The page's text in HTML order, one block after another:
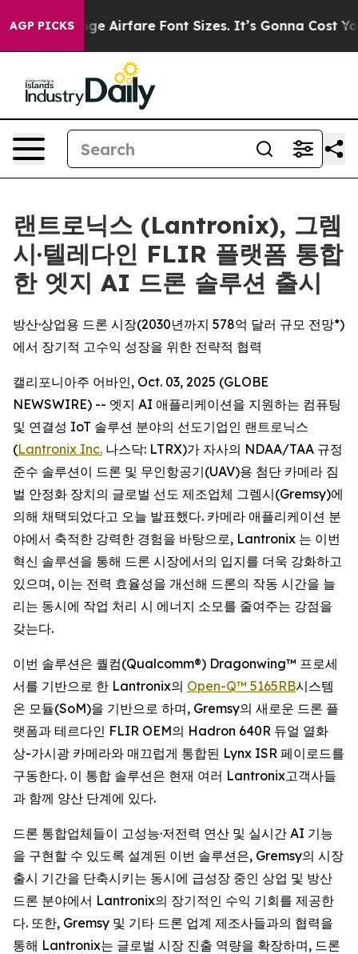
AGP PICKSAirfare Font Sizes. It’s Gonna Cost You.
랜트로닉스 (Lantronix), 그렘
시·텔레다인 FLIR 플랫폼 통합
한 엣지 AI 드론 솔루션 출시
방산·상업용 드론 시장(2030년까지 578억 달러 규모 전망*)
에서 장기적 고수익 성장을 위한 전략적 협력
캘리포니아주 어바인, Oct. 03, 2025 (GLOBE
NEWSWIRE) -- 엣지 AI 애플리케이션을 지원하는 컴퓨팅
및 연결성 IoT 솔루션 분야의 선도기업인 랜트로닉스
(Lantronix Inc. 나스닥: LTRX)가 자사의 NDAA/TAA 규정
준수 솔루션이 드론 및 무인항공기(UAV)용 첨단 카메라 짐
벌 안정화 장치의 글로벌 선도 제조업체 그렘시(Gremsy)에
의해 채택되었다고 오늘 발표했다. 카메라 애플리케이션 분
야에서 축적한 강력한 경험을 바탕으로, Lantronix 는 이번
혁신 솔루션을 통해 드론 시장에서의 입지를 더욱 강화하고
있으며, 이는 전력 효율성을 개선해 드론의 작동 시간을 늘
리는 동시에 작업 처리 시 에너지 소모를 줄여주는 강점을
갖는다.
이번 솔루션은 퀄컴(Qualcomm®) Dragonwing™ 프로세
서를 기반으로 한 Lantronix의 Open-Q™ 5165RB시스템
온 모듈(SoM)을 기반으로 하며, Gremsy의 새로운 드론 플
랫폼과 테르다인 FLIR OEM의 Hadron 640R 듀얼 열화
상-가시광 카메라와 매끄럽게 통합된 Lynx ISR 페이로드를
구동한다. 이 통합 솔루션은 현재 여러 Lantronix고객사들
과 함께 양산 단계에 있다.
드론 통합업체들이 고성능·저전력 연산 및 실시간 AI 기능
을 구현할 수 있도록 설계된 이번 솔루션은, Gremsy의 시장
출시 기간을 단축시키는 동시에 급성장 중인 상업 및 방산
드론 분야에서 Lantronix의 장기적인 수익 기회를 제공한
다. 또한, Gremsy 및 기타 드론 업계 제조사들과의 협력을
통해 Lantronix는 글로벌 시장 진출 역량을 확장하며, 드론